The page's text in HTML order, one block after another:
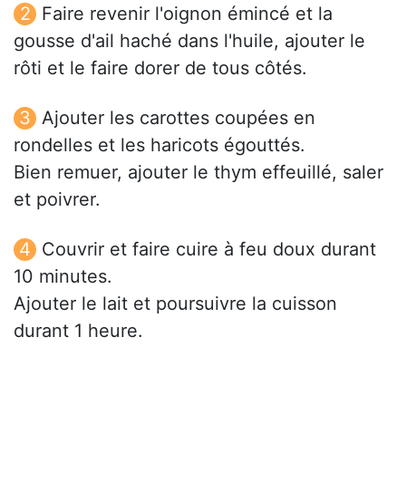
Faire revenir l'oignon émincé et la
gousse d'ail haché dans l'huile, ajouter le
rôti et le faire dorer de tous côtés.
Ajouter les carottes coupées en
rondelles et les haricots égouttés.
Bien remuer, ajouter le thym effeuillé, saler
et poivrer.
Couvrir et faire cuire à feu doux durant
10 minutes.
Ajouter le lait et poursuivre la cuisson
durant 1 heure.